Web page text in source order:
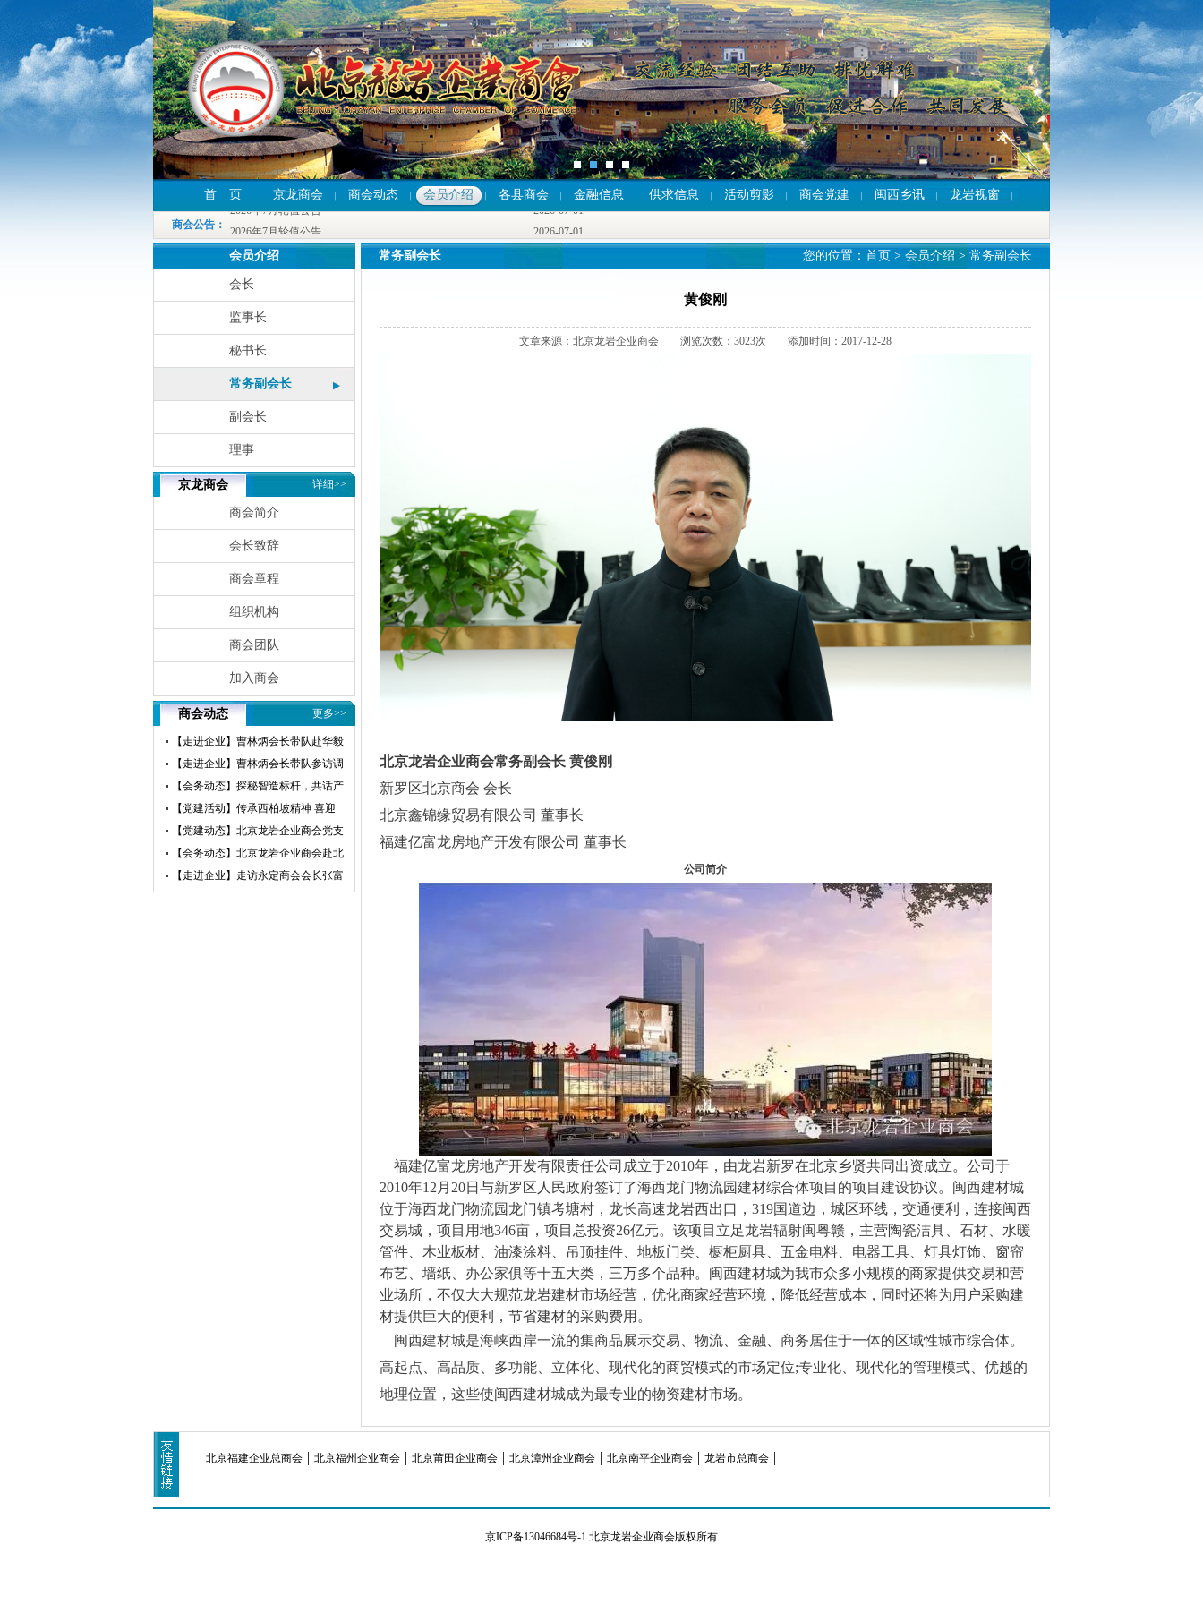
首 页 京龙商会 商会动态 会员介绍 各县商会 金融信息 供求信息 活动剪影 商会党建 闽西乡讯 龙岩视窗
商会公告 ：
2026-07-01
2026年7月轮值公告
2026-07-01
2026年7月轮值公告
2026-07-01
2026年7月轮值公告
会员介绍
会长
监事长
秘书长
常务副会长
副会长
理事
京龙商会 详细>>
商会简介
会长致辞
商会章程
组织机构
商会团队
加入商会
商会动态 更多>>
【走进企业】曹林炳会长带队赴华毅
瀛飞开展参访交流活动
【走进企业】曹林炳会长带队参访调
研赛微电子
【会务动态】探秘智造标杆，共话产
业未来——北京龙岩企业商会走进小
米汽车超级工厂参访交流
【党建活动】传承西柏坡精神 喜迎
建党105周年——北京龙岩企业商会
党支部赴西柏坡开展红色教育主题党
日活动
【党建动态】北京龙岩企业商会党支
部荣获“先进基层党组织”荣誉称号
【会务动态】北京龙岩企业商会赴北
京莆田企业商会开展交流互鉴活动
【走进企业】走访永定商会会长张富
常务副会长 您的位置： 首页 > 会员介绍 > 常务副会长
黄俊刚
文章来源：北京龙岩企业商会 浏览次数：3023次 添加时间：2017-12-28
北京龙岩企业商会常务副会长 黄俊刚
新罗区北京商会 会长
北京鑫锦缘贸易有限公司 董事长
福建亿富龙房地产开发有限公司 董事长
公司简介
福建亿富龙房地产开发有限责任公司成立于2010年，由龙岩新罗在北京乡贤共同出资成立。公司于
2010年12月20日与新罗区人民政府签订了海西龙门物流园建材综合体项目的项目建设协议。闽西建材城
位于海西龙门物流园龙门镇考塘村，龙长高速龙岩西出口，319国道边，城区环线，交通便利，连接闽西
交易城，项目用地346亩，项目总投资26亿元。该项目立足龙岩辐射闽粤赣，主营陶瓷洁具、石材、水暖
管件、木业板材、油漆涂料、吊顶挂件、地板门类、橱柜厨具、五金电料、电器工具、灯具灯饰、窗帘
布艺、墙纸、办公家俱等十五大类，三万多个品种。闽西建材城为我市众多小规模的商家提供交易和营
业场所，不仅大大规范龙岩建材市场经营，优化商家经营环境，降低经营成本，同时还将为用户采购建
材提供巨大的便利，节省建材的采购费用。
闽西建材城是海峡西岸一流的集商品展示交易、物流、金融、商务居住于一体的区域性城市综合体。
高起点、高品质、多功能、立体化、现代化的商贸模式的市场定位;专业化、现代化的管理模式、优越的
地理位置，这些使闽西建材城成为最专业的物资建材市场。
北京福建企业总商会 北京福州企业商会 北京莆田企业商会 北京漳州企业商会 北京南平企业商会 龙岩市总商会
京ICP备13046684号-1 北京龙岩企业商会版权所有